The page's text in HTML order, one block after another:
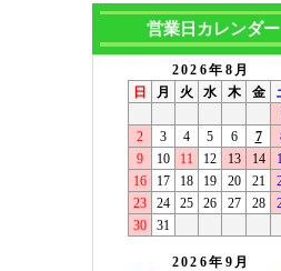
営業日カレンダー